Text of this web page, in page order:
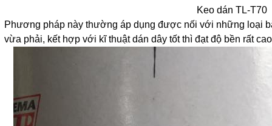
Keo dán TL-T70
Phương pháp này thường áp dụng được nối với những loại
vừa phải, kết hợp với kĩ thuật dán dây tốt thì đạt độ bền rất